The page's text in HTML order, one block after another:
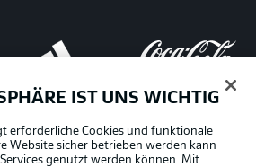
IST UNS WICHTIG
erforderliche Cookies und funktionale
Website sicher betrieben werden kann
genutzt werden können. Mit